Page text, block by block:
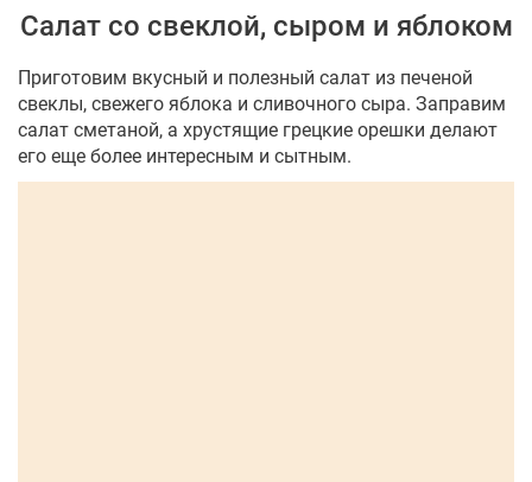
Салат со свеклой, сыром и яблоком
Приготовим вкусный и полезный салат из печеной
свеклы, свежего яблока и сливочного сыра. Заправим
салат сметаной, а хрустящие грецкие орешки делают
его еще более интересным и сытным.